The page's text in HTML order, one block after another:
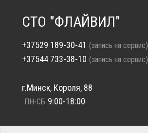
СТО "ФЛАЙВИЛ"
+37529 189-30-41 (запись на сервис)
+37544 733-38-10 (запись на сервис)
г.Минск, Короля, 88
ПН-СБ 9:00-18:00